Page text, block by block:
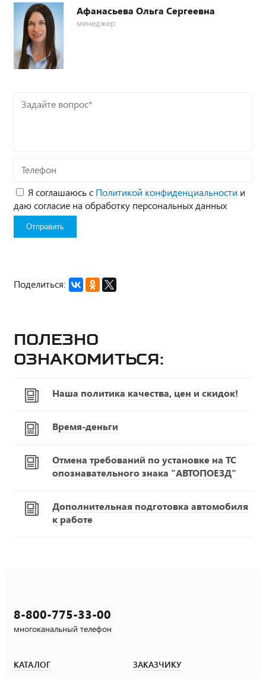
Афанасьева Ольга Сергеевна
менеджер
Задайте
Телефон
Я соглашаюсь с Политикой конфиденциальности и
даю согласие на обработку персональных данных
Поделиться:
Полезно
ознакомиться:
Наша политика качества, цен и скидок!
Время-деньги
Отмена требований по установке на ТС
опознавательного знака "АВТОПОЕЗД"
Дополнительная подготовка автомобиля
к работе
8-800-775-33-00
многоканальный телефон
КАТАЛОГ ЗАКАЗЧИКУ